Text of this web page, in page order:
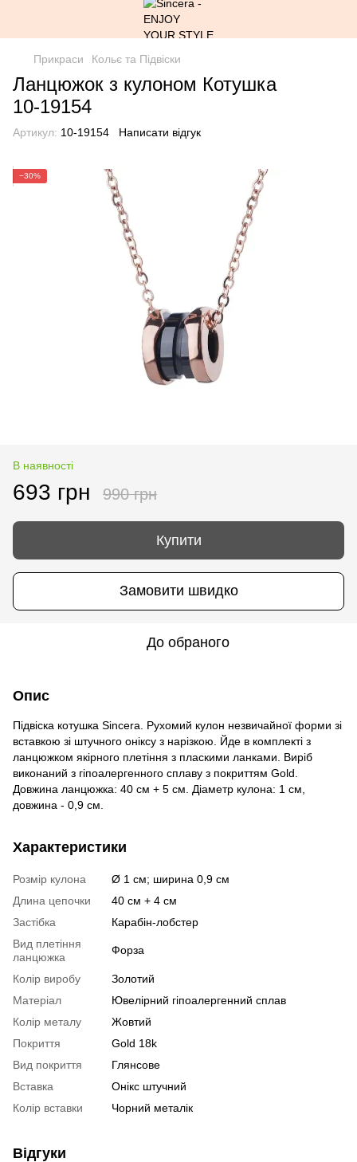
Прикраси Кольє та Підвіски
Ланцюжок з кулоном Котушка
10-19154
Артикул: 10-19154 Написати відгук
−30%
В наявності
693 грн 990 грн
Купити
Замовити швидко
До обраного
Опис
Підвіска котушка Sincera. Рухомий кулон незвичайної форми зі
вставкою зі штучного оніксу з нарізкою. Йде в комплекті з
ланцюжком якірного плетіння з пласкими ланками. Виріб
виконаний з гіпоалергенного сплаву з покриттям Gold.
Довжина ланцюжка: 40 см + 5 см. Діаметр кулона: 1 см,
довжина - 0,9 см.
Характеристики
Розмір кулона
Ø 1 см; ширина 0,9 см
Длина цепочки
40 см + 4 см
Застібка
Карабін-лобстер
Вид плетіння
ланцюжка
Форза
Колір виробу
Золотий
Матеріал
Ювелірний гіпоалергенний сплав
Колір металу
Жовтий
Покриття
Gold 18k
Вид покриття
Глянсове
Вставка
Онікс штучний
Колір вставки
Чорний металік
Відгуки